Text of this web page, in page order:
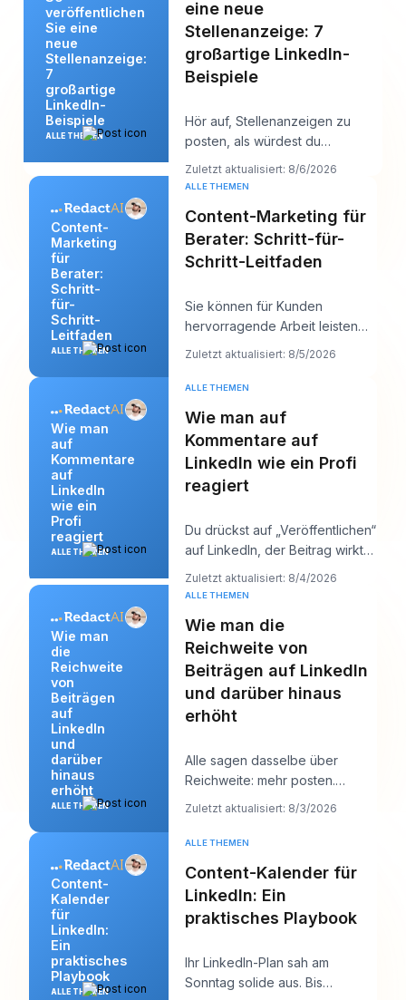
veröffentlichen
Sie eine
neue
Stellenanzeige:
7
großartige
LinkedIn-
Beispiele
ALLE THEMEN
eine neue
Stellenanzeige: 7
großartige LinkedIn-
Beispiele
Hör auf, Stellenanzeigen zu
posten, als würdest du
Papierkram einreichen, und fang
an, sie so zu sch
Zuletzt aktualisiert: 8/6/2026
Content-
Marketing
für
Berater:
Schritt-
für-
Schritt-
Leitfaden
ALLE THEMEN
ALLE THEMEN
Content-Marketing für
Berater: Schritt-für-
Schritt-Leitfaden
Sie können für Kunden
hervorragende Arbeit leisten
und sich online trotzdem
Zuletzt aktualisiert: 8/5/2026
Wie man
auf
Kommentare
auf
LinkedIn
wie ein
Profi
reagiert
ALLE THEMEN
ALLE THEMEN
Wie man auf
Kommentare auf
LinkedIn wie ein Profi
reagiert
Du drückst auf „Veröffentlichen“
auf LinkedIn, der Beitrag wirkt
solide, und dann beginnt die
eigent
Zuletzt aktualisiert: 8/4/2026
Wie man
die
Reichweite
von
Beiträgen
auf
LinkedIn
und
darüber
hinaus
erhöht
ALLE THEMEN
ALLE THEMEN
Wie man die
Reichweite von
Beiträgen auf LinkedIn
und darüber hinaus
erhöht
Alle sagen dasselbe über
Reichweite: mehr posten.
Dieser Rat klingt produktiv,
Zuletzt aktualisiert: 8/3/2026
Content-
Kalender
für
LinkedIn:
Ein
praktisches
Playbook
ALLE THEMEN
ALLE THEMEN
Content-Kalender für
LinkedIn: Ein
praktisches Playbook
Ihr LinkedIn-Plan sah am
Sonntag solide aus. Bis